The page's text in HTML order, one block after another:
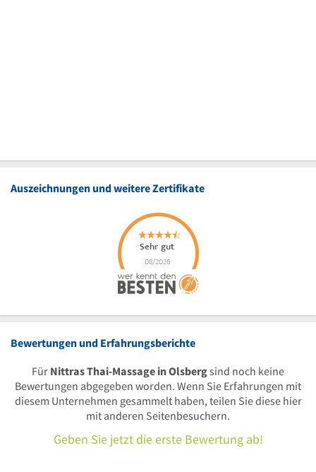
Auszeichnungen und weitere Zertifikate
Bewertungen und Erfahrungsberichte
Für Nittras Thai-Massage in Olsbergsind noch keine
Bewertungen abgegeben worden. Wenn Sie Erfahrungen mit
diesem Unternehmen gesammelt haben, teilen Sie diese hier
mit anderen Seitenbesuchern.
Geben Sie jetzt die erste Bewertung ab!